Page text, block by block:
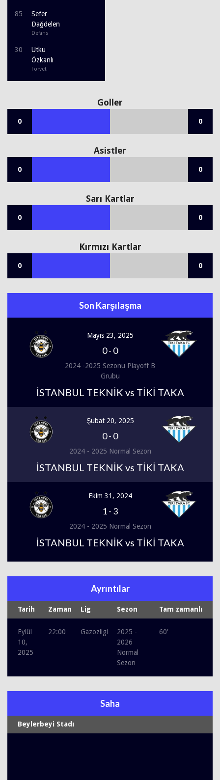
85
Sefer
Dağdelen
Defans
30
Utku
Özkanlı
Forvet
Goller
0 0
Asistler
0 0
Sarı Kartlar
0 0
Kırmızı Kartlar
0 0
Son Karşılaşma
Mayıs 23, 2025
0- 0
2024 -2025 Sezonu Playoff B
Grubu
İSTANBUL TEKNİK vs TİKİ TAKA
Şubat 20, 2025
0- 0
2024 - 2025 Normal Sezon
İSTANBUL TEKNİK vs TİKİ TAKA
Ekim 31, 2024
1- 3
2024 - 2025 Normal Sezon
İSTANBUL TEKNİK vs TİKİ TAKA
Ayrıntılar
Tarih Zaman Lig Sezon Tam zamanlı
Eylül
10,
2025
22:00 Gazozligi
2025 -
2026
Normal
Sezon
60'
Saha
Beylerbeyi Stadı